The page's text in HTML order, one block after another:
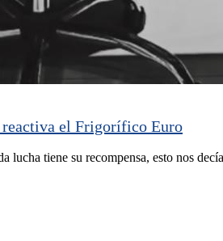
el Frigorífico Euro
lucha tiene su recompensa, esto nos